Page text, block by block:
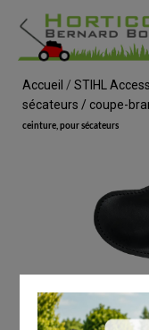
Accueil / STIHL
sécateurs / coupe-
ceinture, pour sécateurs
STIHL